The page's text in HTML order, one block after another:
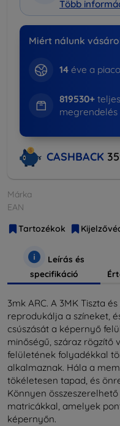
Több
Miért nálunk
14éve a
819530+
megrendelés
CASHBACK
Márka
EAN
Tartozékok
Leírás és
specifikáció
3mk ARC. A 3MK Tiszta
reprodukálja a színeket,
csúszását a képernyő
minőségű, száraz rögzítő
felületének folyadékkal
alkalmaznak. Hála a
tökéletesen tapad, és
Könnyen
matricákkal, amelyek
képernyőn.